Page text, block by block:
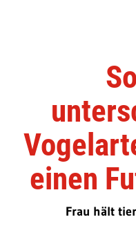
einen
Frau hält